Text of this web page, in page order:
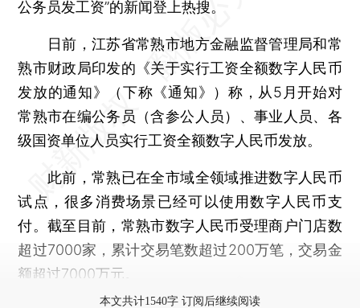
公务员发工资”的新闻登上热搜。
日前，江苏省常熟市地方金融监督管理局和常
熟市财政局印发的《关于实行工资全额数字人民币
发放的通知》（下称《通知》）称，从5月开始对
常熟市在编公务员（含参公人员）、事业人员、各
级国资单位人员实行工资全额数字人民币发放。
此前，常熟已在全市域全领域推进数字人民币
试点，很多消费场景已经可以使用数字人民币支
付。截至目前，常熟市数字人民币受理商户门店数
超过7000家，累计交易笔数超过200万笔，交易金
额超过7000万元。
本文共计1540字 订阅后继续阅读